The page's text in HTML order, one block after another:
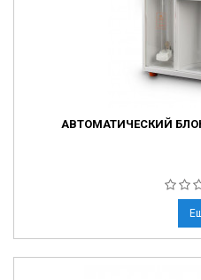
АВТОМАТИЧЕСКИЙ